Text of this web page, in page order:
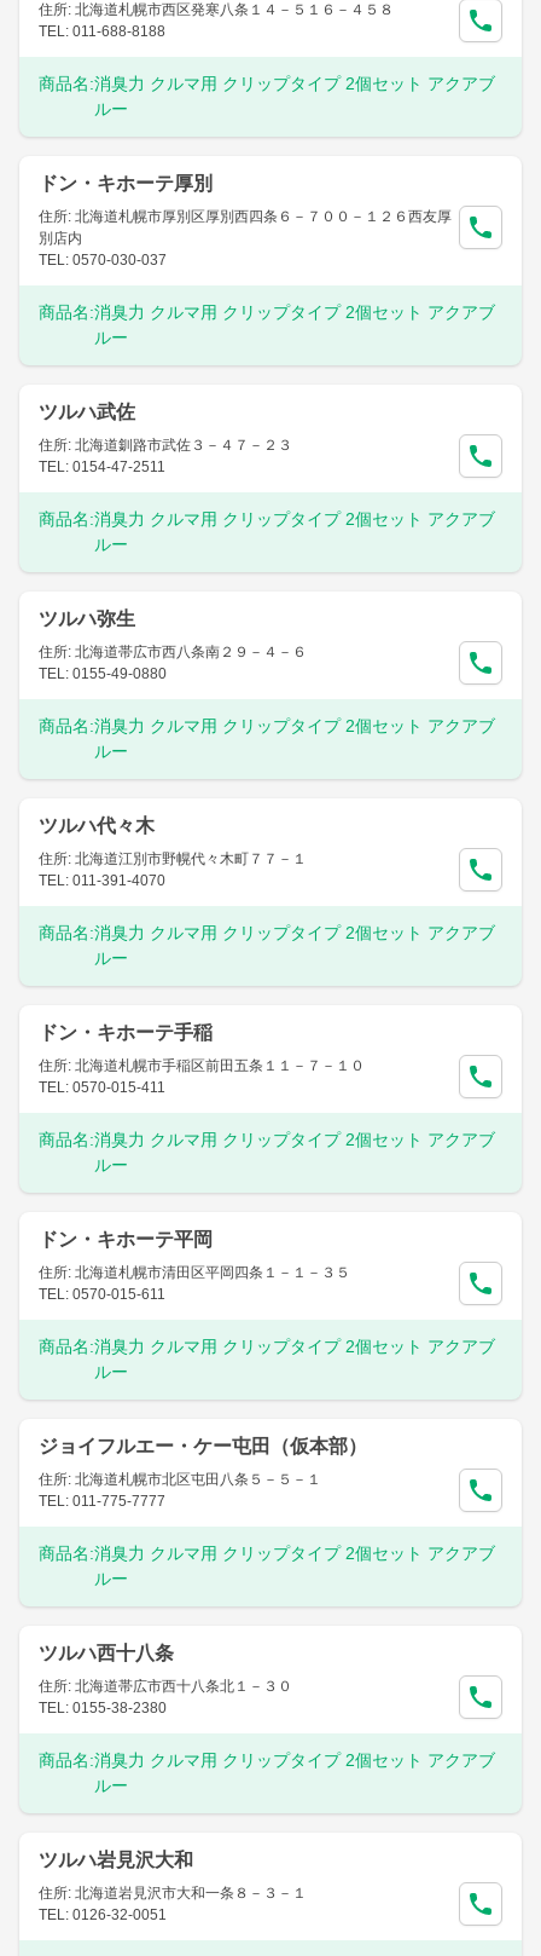
住所: 北海道札幌市西区発寒八条１４－５１６－４５８
TEL: 011-688-8188
商品名:消臭力 クルマ用 クリップタイプ 2個セット アクアブ
ルー
ドン・キホーテ厚別
住所: 北海道札幌市厚別区厚別西四条６－７００－１２６西友厚
別店内
TEL: 0570-030-037
商品名:消臭力 クルマ用 クリップタイプ 2個セット アクアブ
ルー
ツルハ武佐
住所: 北海道釧路市武佐３－４７－２３
TEL: 0154-47-2511
商品名:消臭力 クルマ用 クリップタイプ 2個セット アクアブ
ルー
ツルハ弥生
住所: 北海道帯広市西八条南２９－４－６
TEL: 0155-49-0880
商品名:消臭力 クルマ用 クリップタイプ 2個セット アクアブ
ルー
ツルハ代々木
住所: 北海道江別市野幌代々木町７７－１
TEL: 011-391-4070
商品名:消臭力 クルマ用 クリップタイプ 2個セット アクアブ
ルー
ドン・キホーテ手稲
住所: 北海道札幌市手稲区前田五条１１－７－１０
TEL: 0570-015-411
商品名:消臭力 クルマ用 クリップタイプ 2個セット アクアブ
ルー
ドン・キホーテ平岡
住所: 北海道札幌市清田区平岡四条１－１－３５
TEL: 0570-015-611
商品名:消臭力 クルマ用 クリップタイプ 2個セット アクアブ
ルー
ジョイフルエー・ケー屯田（仮本部）
住所: 北海道札幌市北区屯田八条５－５－１
TEL: 011-775-7777
商品名:消臭力 クルマ用 クリップタイプ 2個セット アクアブ
ルー
ツルハ西十八条
住所: 北海道帯広市西十八条北１－３０
TEL: 0155-38-2380
商品名:消臭力 クルマ用 クリップタイプ 2個セット アクアブ
ルー
ツルハ岩見沢大和
住所: 北海道岩見沢市大和一条８－３－１
TEL: 0126-32-0051